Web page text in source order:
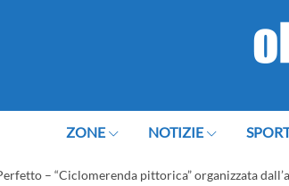
ZONE NOTIZIE
– “Ciclomerenda pittorica” organizzata